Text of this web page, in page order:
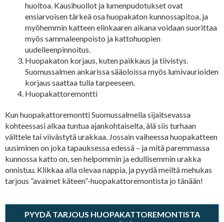
huoltoa. Kausihuollot ja lumenpudotukset ovat
ensiarvoisen tärkeä osa huopakaton kunnossapitoa, ja
myöhemmin katteen elinkaaren aikana voidaan suorittaa
myös sammaleenpoisto ja kattohuopien
uudelleenpinnoitus.
Huopakaton korjaus, kuten paikkaus ja tiivistys.
Suomussalmen ankarissa sääoloissa myös lumivaurioiden
korjaus saattaa tulla tarpeeseen.
Huopakattoremontti
Kun huopakattoremontti Suomussalmella sijaitsevassa
kohteessasi alkaa tuntua ajankohtaiselta, älä siis turhaan
välttele tai viivästytä urakkaa. Jossain vaiheessa huopakatteen
uusiminen on joka tapauksessa edessä – ja mitä paremmassa
kunnossa katto on, sen helpommin ja edullisemmin urakka
onnistuu. Klikkaa alla olevaa nappia, ja pyydä meiltä mehukas
tarjous ”avaimet käteen”-huopakattoremontista jo tänään!
PYYDÄ TARJOUS HUOPAKATTOREMONTISTA